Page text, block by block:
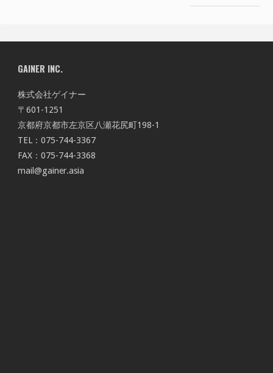
GAINER INC.
株式会社ゲイナー
〒601-1251
京都府京都市左京区八瀬花尻町198-1
TEL：075-744-3367
FAX：075-744-3368
mail@gainer.asia